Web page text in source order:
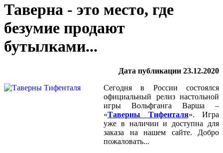
Таверна - это место, где
безумие продают
бутылками...
Дата публикации 23.12.2020
Сегодня в России состоялся
официальный релиз настольной
игры Вольфганга Варша –
«Таверны Тифенталя». Игра
уже в наличии и доступна для
заказа на нашем сайте. Добро
пожаловать...